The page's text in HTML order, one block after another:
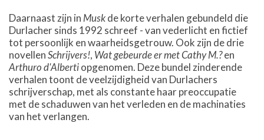
Daarnaast zijn in Muskde korte verhalen gebundeld die
Durlacher sinds 1992 schreef - van vederlicht en fictief
tot persoonlijk en waarheidsgetrouw. Ook zijn de drie
novellenSchrijvers!, Wat gebeurde er met Cathy M.?en
Arthuro d'Albertiopgenomen. Deze bundel zinderende
verhalen toont de veelzijdigheid van Durlachers
schrijverschap, met als constante haar preoccupatie
met de schaduwen van het verleden en de machinaties
van het verlangen.